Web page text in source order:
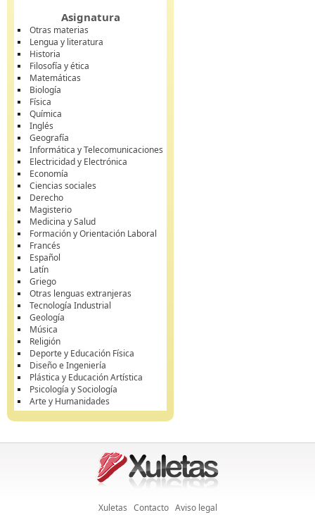
Asignatura
Otras materias
Lengua y literatura
Historia
Filosofía y ética
Matemáticas
Biología
Física
Química
Inglés
Geografía
Informática y Telecomunicaciones
Electricidad y Electrónica
Economía
Ciencias sociales
Derecho
Magisterio
Medicina y Salud
Formación y Orientación Laboral
Francés
Español
Latín
Griego
Otras lenguas extranjeras
Tecnología Industrial
Geología
Música
Religión
Deporte y Educación Física
Diseño e Ingeniería
Plástica y Educación Artística
Psicología y Sociología
Arte y Humanidades
Xuletas Contacto Aviso legal